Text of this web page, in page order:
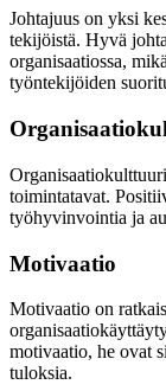
Johtajuus on yksi
tekijöistä. Hyvä
organisaatiossa,
työntekijöiden
toimintatavat.
työhyvinvointia ja
Motivaatio
Motivaatio on
motivaatio, he ovat
tuloksia.